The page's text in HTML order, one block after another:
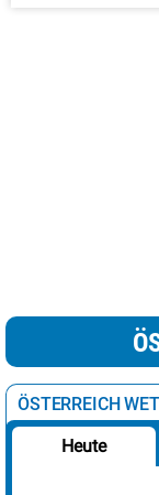
ÖSTERREICH
Heute